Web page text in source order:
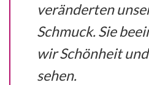
veränderten
Schmuck. Sie
wir Schönheit
sehen.